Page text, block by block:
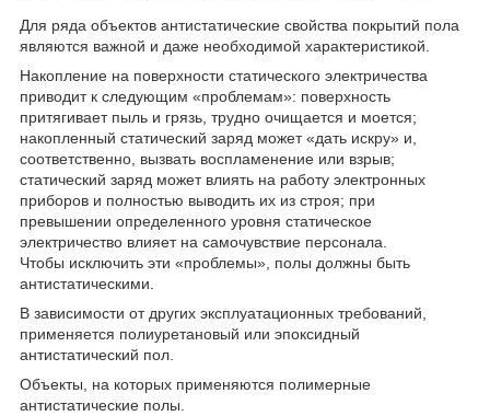
Для ряда объектов антистатические свойства покрытий пола
являются важной и даже необходимой характеристикой.
Накопление на поверхности статического электричества
приводит к следующим «проблемам»: поверхность
притягивает пыль и грязь, трудно очищается и моется;
накопленный статический заряд может «дать искру» и,
соответственно, вызвать воспламенение или взрыв;
статический заряд может влиять на работу электронных
приборов и полностью выводить их из строя; при
превышении определенного уровня статическое
электричество влияет на самочувствие персонала.
Чтобы исключить эти «проблемы», полы должны быть
антистатическими.
В зависимости от других эксплуатационных требований,
применяется полиуретановый или эпоксидный
антистатический пол.
Объекты, на которых применяются полимерные
антистатические полы.